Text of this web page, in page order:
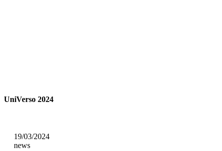
UniVerso 2024
19/03/2024
news